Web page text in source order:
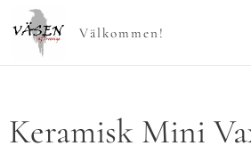
Välkommen!
Keramisk Mini